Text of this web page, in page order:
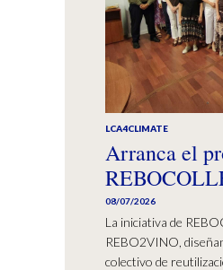
LCA4CLIMATE
Arranca el
08/07/2026
La iniciativa de
REBO2VINO,
colectivo de